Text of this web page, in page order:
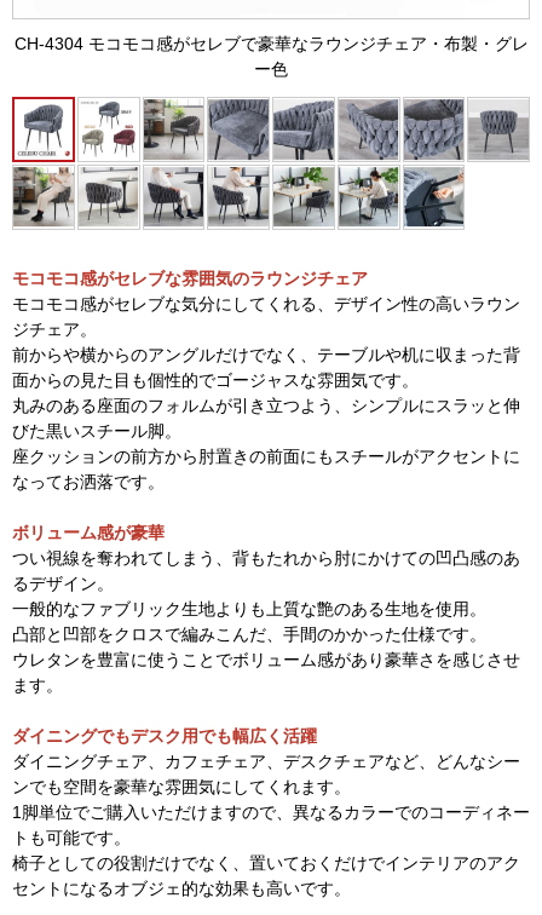
CH-4304 モコモコ感がセレブで豪華なラウンジチェア・布製・グレ
ー色
モコモコ感がセレブな雰囲気のラウンジチェア
モコモコ感がセレブな気分にしてくれる、デザイン性の高いラウン
ジチェア。
前からや横からのアングルだけでなく、テーブルや机に収まった背
面からの見た目も個性的でゴージャスな雰囲気です。
丸みのある座面のフォルムが引き立つよう、シンプルにスラッと伸
びた黒いスチール脚。
座クッションの前方から肘置きの前面にもスチールがアクセントに
なってお洒落です。
ボリューム感が豪華
つい視線を奪われてしまう、背もたれから肘にかけての凹凸感のあ
るデザイン。
一般的なファブリック生地よりも上質な艶のある生地を使用。
凸部と凹部をクロスで編みこんだ、手間のかかった仕様です。
ウレタンを豊富に使うことでボリューム感があり豪華さを感じさせ
ます。
ダイニングでもデスク用でも幅広く活躍
ダイニングチェア、カフェチェア、デスクチェアなど、どんなシー
ンでも空間を豪華な雰囲気にしてくれます。
1脚単位でご購入いただけますので、異なるカラーでのコーディネー
トも可能です。
椅子としての役割だけでなく、置いておくだけでインテリアのアク
セントになるオブジェ的な効果も高いです。